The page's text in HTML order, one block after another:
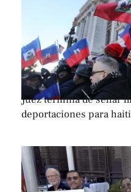
Juez termina de sellar
deportaciones para